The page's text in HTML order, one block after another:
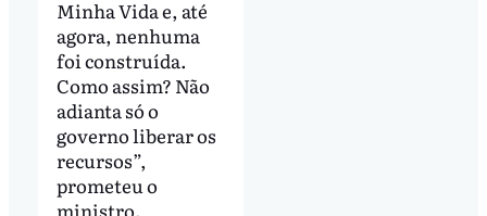
Minha Vida e, até
agora, nenhuma
foi construída.
Como assim? Não
adianta só o
governo liberar os
recursos”,
prometeu o
ministro.